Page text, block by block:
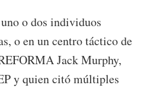
o dos individuos
o en un centro táctico de
Jack Murphy,
y quien citó múltiples